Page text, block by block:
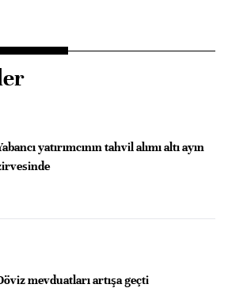
yatırımcının tahvil alımı altı ayın
mevduatları artışa geçti